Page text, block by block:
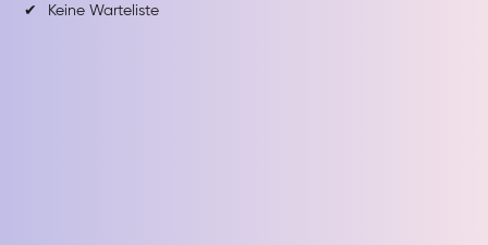
✔
Keine Warteliste